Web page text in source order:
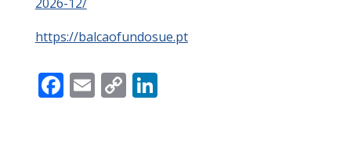
https://balcaofundosue.pt
Facebook
Email
CopyLinkedIn